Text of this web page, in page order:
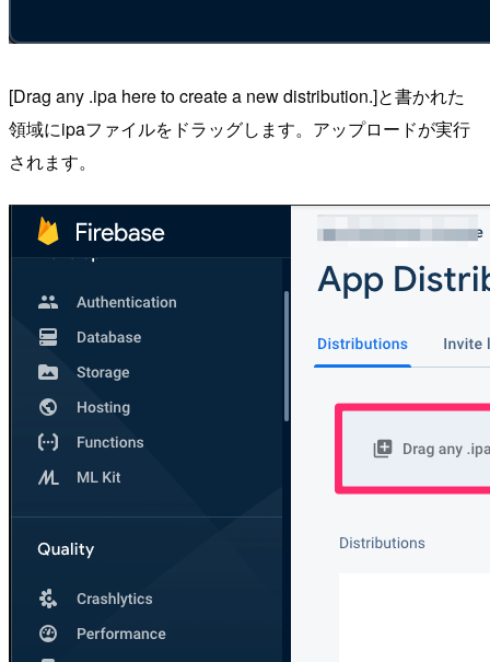
[Drag any .ipa here to create a new distribution.]と書かれた
領域にipaファイルをドラッグします。アップロードが実行
されます。